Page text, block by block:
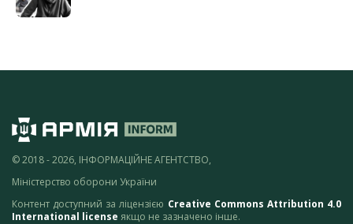
© 2018 - 2026, ІНФОРМАЦІЙНЕ АГЕНТСТВО,
Міністерство оборони України
Контент доступний за ліцензією Creative Commons Attribution 4.0
International license якщо не зазначено інше.